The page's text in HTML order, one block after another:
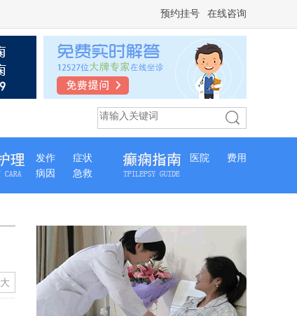
预约挂号 在线咨询
发作
症状
病因
急救
医院 费用
大